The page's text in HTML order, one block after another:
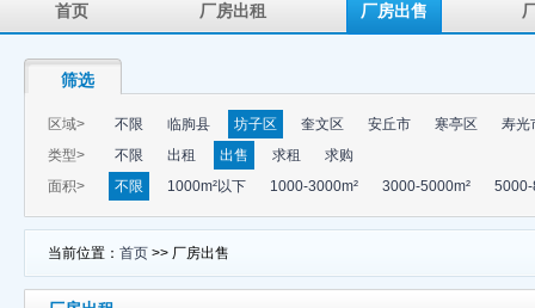
首页 厂房出租 厂房出售
筛选
区域> 不限 临朐县 坊子区 奎文区 安丘市 寒亭区
寿光
类型>
不限 出租 出售 求租
求购
面积>
不限 1000m²以下 1000-3000m² 3000-5000m² 5000-
当前位置： 首页 >> 厂房出售